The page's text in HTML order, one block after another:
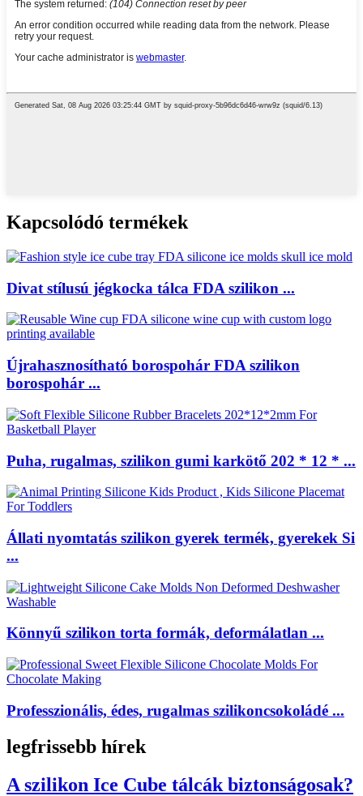
Kapcsolódó termékek
Divat stílusú jégkocka tálca FDA szilikon ...
Újrahasznosítható borospohár FDA szilikon
borospohár ...
Puha, rugalmas, szilikon gumi karkötő 202 * 12 * ...
Állati nyomtatás szilikon gyerek termék, gyerekek Si
...
Könnyű szilikon torta formák, deformálatlan ...
Professzionális, édes, rugalmas szilikoncsokoládé ...
legfrissebb hírek
A szilikon Ice Cube tálcák biztonságosak?